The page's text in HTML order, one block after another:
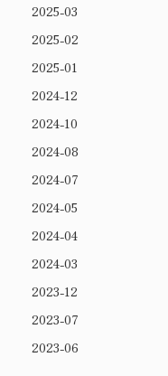
2025-03
2025-02
2025-01
2024-12
2024-10
2024-08
2024-07
2024-05
2024-04
2024-03
2023-12
2023-07
2023-06